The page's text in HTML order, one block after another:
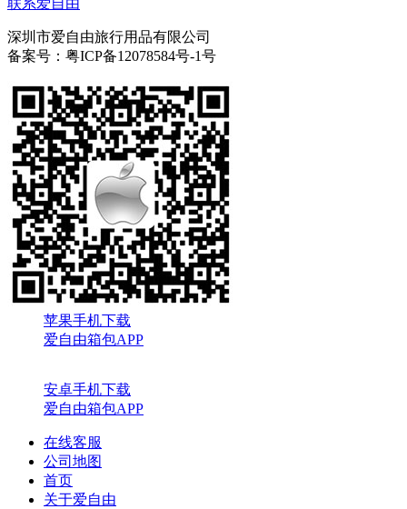
深圳市爱自由旅行用品有限公司
备案号：粤ICP备12078584号-1号
苹果手机下载
爱自由箱包APP
安卓手机下载
爱自由箱包APP
在线客服
公司地图
首页
关于爱自由